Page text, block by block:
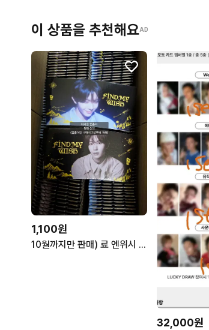
이 상품을 추천해요AD
1,100원
10월까지만 판매) 료 엔위시 NCT WISH 엔시티 위시 메가 커피 메가커피 컵홀더
32,000원